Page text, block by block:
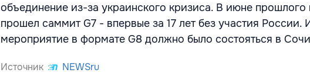
объединение из-за украинского кризиса. В июне
прошел саммит G7 - впервые за 17 лет без участия России.
мероприятие в формате G8 должно было состояться в
Источник NEWSru